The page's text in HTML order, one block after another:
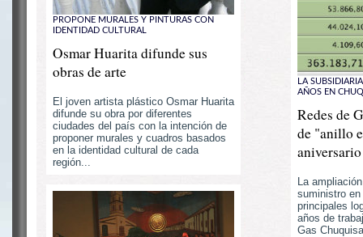
PROPONE MURALES Y PINTURAS CON
IDENTIDAD CULTURAL
Osmar Huarita difunde sus
obras de arte
El joven artista plástico Osmar Huarita
difunde su obra por diferentes
ciudades del país con la intención de
proponer murales y cuadros basados
en la identidad cultural de cada
región...
LA
AÑOS EN
Redes de
de "anillo
aniversario
La
suministro
principales
años de
Gas